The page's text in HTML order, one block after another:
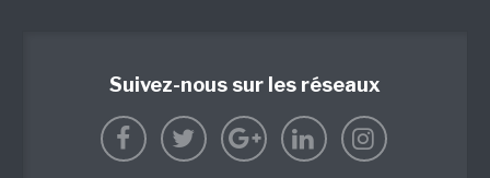
Suivez-nous sur les réseaux